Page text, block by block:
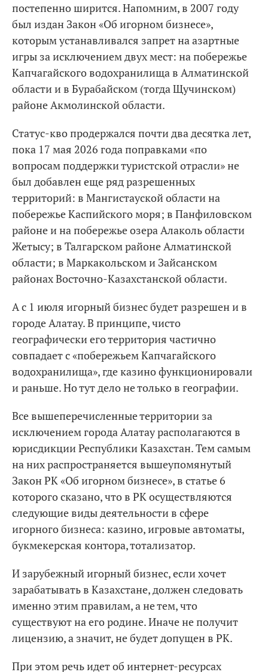
постепенно ширится. Напомним, в 2007 году
был издан Закон «Об игорном бизнесе»,
которым устанавливался запрет на азартные
игры за исключением двух мест: на побережье
Капчагайского водохранилища в Алматинской
области и в Бурабайском (тогда Щучинском)
районе Акмолинской области.
Статус-кво продержался почти два десятка лет,
пока 17 мая 2026 года поправками «по
вопросам поддержки туристской отрасли» не
был добавлен еще ряд разрешенных
территорий: в Мангистауской области на
побережье Каспийского моря; в Панфиловском
районе и на побережье озера Алаколь области
Жетысу; в Талгарском районе Алматинской
области; в Маркакольском и Зайсанском
районах Восточно-Казахстанской области.
А с 1 июля игорный бизнес будет разрешен и в
городе Алатау. В принципе, чисто
географически его территория частично
совпадает с «побережьем Капчагайского
водохранилища», где казино функционировали
и раньше. Но тут дело не только в географии.
Все вышеперечисленные территории за
исключением города Алатау располагаются в
юрисдикции Республики Казахстан. Тем самым
на них распространяется вышеупомянутый
Закон РК «Об игорном бизнесе», в статье 6
которого сказано, что в РК осуществляются
следующие виды деятельности в сфере
игорного бизнеса: казино, игровые автоматы,
букмекерская контора, тотализатор.
И зарубежный игорный бизнес, если хочет
зарабатывать в Казахстане, должен следовать
именно этим правилам, а не тем, что
существуют на его родине. Иначе не получит
лицензию, а значит, не будет допущен в РК.
При этом речь идет об интернет-ресурсах